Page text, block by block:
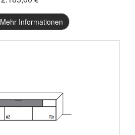
Mehr Informationen